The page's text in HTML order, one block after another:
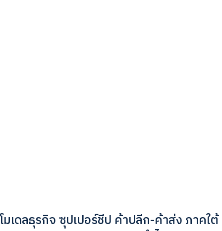
โมเดลธุรกิจ ซุปเปอร์ชีป ค้าปลีก-ค้าส่ง ภาคใต้